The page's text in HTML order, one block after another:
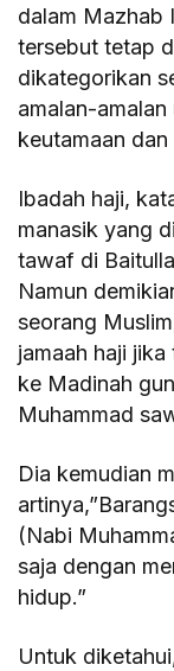
dalam Mazhab
tersebut tetap
dikategorikan
amalan-
keutamaan
Ibadah haji,
manasik yang
tawaf di
Namun
seorang
jamaah haji
ke Madinah
Muhammad
Dia kemudian
(Nabi
saja dengan
hidup.”
Untuk